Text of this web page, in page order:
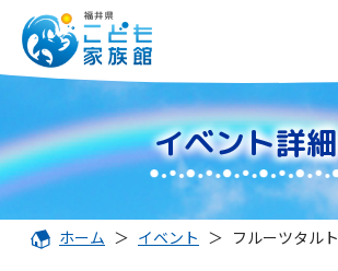
イベント詳細
ホーム ＞ イベント ＞ フルーツタルト